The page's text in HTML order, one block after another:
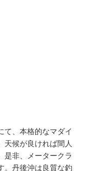
て、本格的なマダイ
天候が良ければ間人
是非、メータークラ
。丹後沖は良質な釣